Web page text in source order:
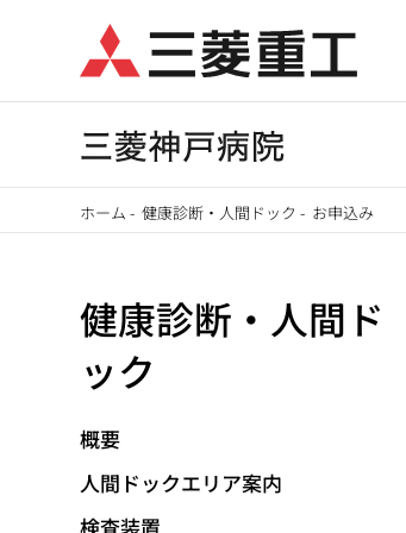
テ
ン
ホーム -健康診断・人間ドック - お申込み
健康診断・人間ド
ック
概要
人間ドックエリア案内
検査装置